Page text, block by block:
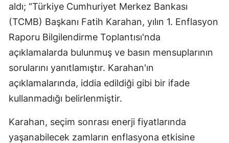
aldı; “Türkiye Cumhuriyet Merkez Bankası
(TCMB) Başkanı Fatih Karahan, yılın 1. Enflasyon
Raporu Bilgilendirme Toplantısı'nda
açıklamalarda bulunmuş ve basın mensuplarının
sorularını yanıtlamıştır. Karahan'ın
açıklamalarında, iddia edildiği gibi bir ifade
kullanmadığı belirlenmiştir.
Karahan, seçim sonrası enerji fiyatlarında
yaşanabilecek zamların enflasyona etkisine